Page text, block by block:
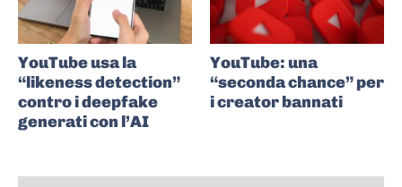
YouTube usa la
“likeness detection”
contro i deepfake
generati con l’AI
YouTube: una
“seconda chance” per
i creator bannati